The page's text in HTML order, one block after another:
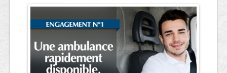
Trouvez votre ambulancier